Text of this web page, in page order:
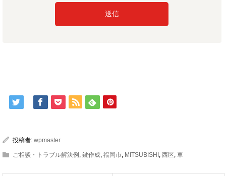
投稿者: wpmaster
ご相談・トラブル解決例, 鍵作成, 福岡市, MITSUBISHI, 西区, 車